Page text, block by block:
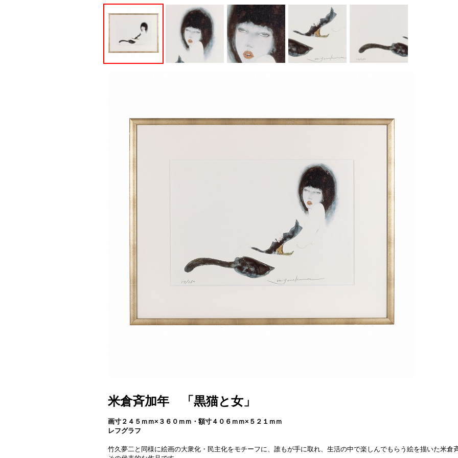
米倉斉加年 「黒猫と女」
画寸２４５ｍｍ×３６０ｍｍ・額寸４０６ｍｍ×５２１ｍｍ
レフグラフ
竹久夢二と同様に絵画の大衆化・民主化をモチーフに、誰もが手に取れ、生活の中で楽しんでもらう絵を描いた米倉